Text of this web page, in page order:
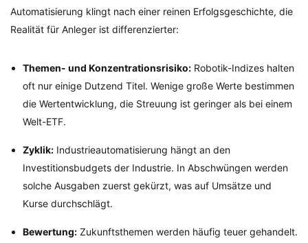
Automatisierung klingt nach einer reinen Erfolgsgeschichte, die
Realität für Anleger ist differenzierter:
Themen- und Konzentrationsrisiko: Robotik-Indizes halten
oft nur einige Dutzend Titel. Wenige große Werte bestimmen
die Wertentwicklung, die Streuung ist geringer als bei einem
Welt-ETF.
Zyklik: Industrieautomatisierung hängt an den
Investitionsbudgets der Industrie. In Abschwüngen werden
solche Ausgaben zuerst gekürzt, was auf Umsätze und
Kurse durchschlägt.
Bewertung: Zukunftsthemen werden häufig teuer gehandelt.